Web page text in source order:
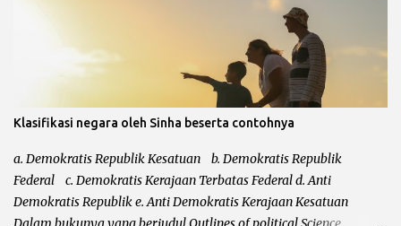
Klasifikasi negara oleh Sinha beserta contohnya
a. Demokratis Republik Kesatuan b. Demokratis Republik
Federal c. Demokratis Kerajaan Terbatas Federal d. Anti
Demokratis Republik e. Anti Demokratis Kerajaan Kesatuan